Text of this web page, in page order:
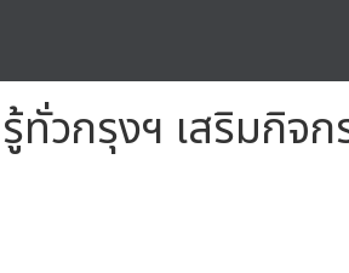
ทั่วกรุงฯ เสริมกิ